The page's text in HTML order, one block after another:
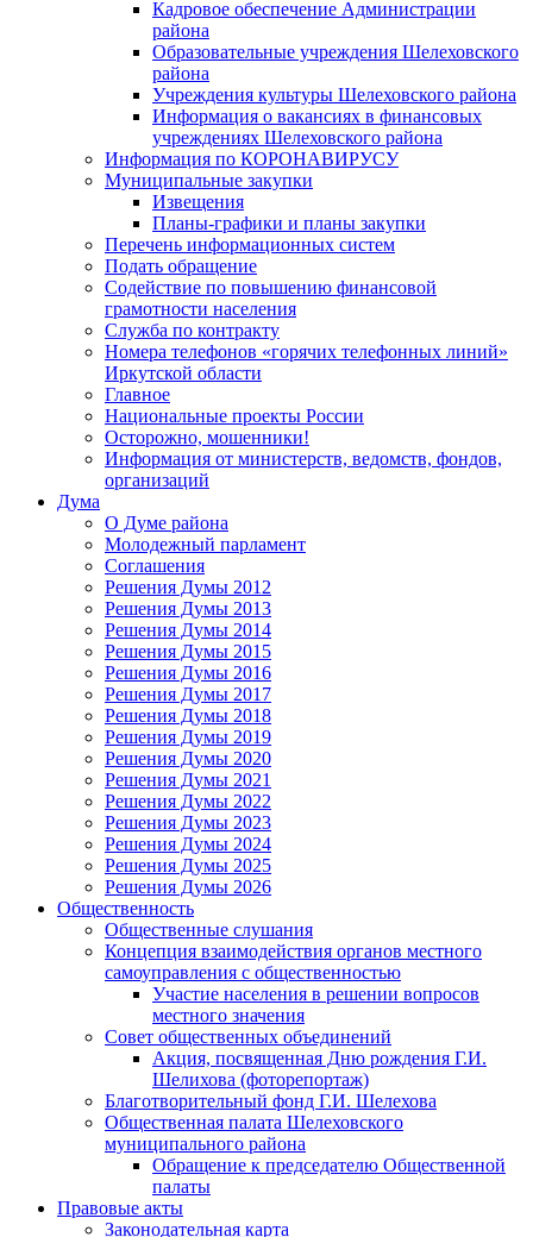
Кадровое обеспечение Администрации
района
Образовательные учреждения Шелеховского
района
Учреждения культуры Шелеховского района
Информация о вакансиях в финансовых
учреждениях Шелеховского района
Информация по КОРОНАВИРУСУ
Муниципальные закупки
Извещения
Планы-графики и планы закупки
Перечень информационных систем
Подать обращение
Содействие по повышению финансовой
грамотности населения
Служба по контракту
Номера телефонов «горячих телефонных линий»
Иркутской области
Главное
Национальные проекты России
Осторожно, мошенники!
Информация от министерств, ведомств, фондов,
организаций
Дума
О Думе района
Молодежный парламент
Соглашения
Решения Думы 2012
Решения Думы 2013
Решения Думы 2014
Решения Думы 2015
Решения Думы 2016
Решения Думы 2017
Решения Думы 2018
Решения Думы 2019
Решения Думы 2020
Решения Думы 2021
Решения Думы 2022
Решения Думы 2023
Решения Думы 2024
Решения Думы 2025
Решения Думы 2026
Общественность
Общественные слушания
Концепция взаимодействия органов местного
самоуправления с общественностью
Участие населения в решении вопросов
местного значения
Совет общественных объединений
Акция, посвященная Дню рождения Г.И.
Шелихова (фоторепортаж)
Благотворительный фонд Г.И. Шелехова
Общественная палата Шелеховского
муниципального района
Обращение к председателю Общественной
палаты
Правовые акты
Законодательная карта